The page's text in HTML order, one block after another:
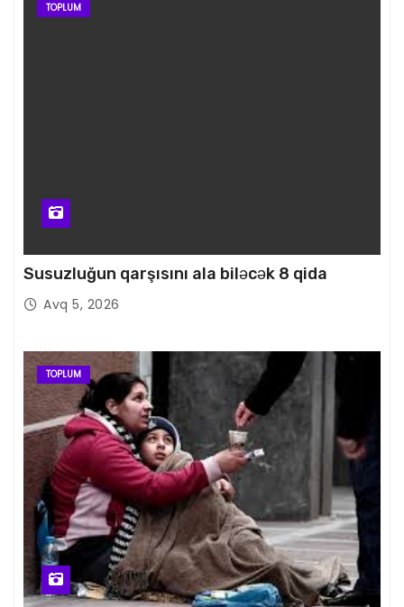
TOPLUM
Susuzluğun qarşısını ala biləcək 8 qida
Avq 5, 2026
TOPLUM